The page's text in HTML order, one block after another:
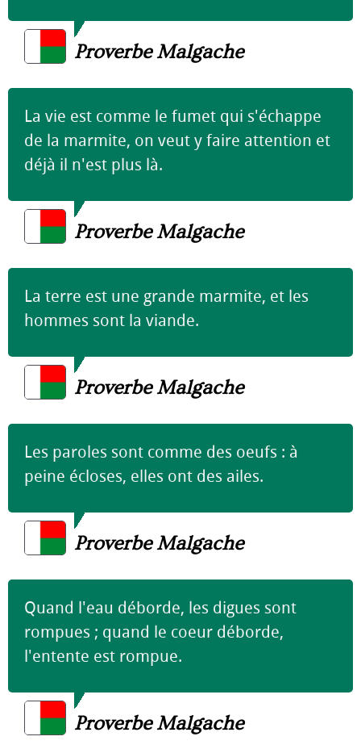
Proverbe Malgache
La vie est comme le fumet qui s'échappe
de la marmite, on veut y faire attention et
déjà il n'est plus là.
Proverbe Malgache
La terre est une grande marmite, et les
hommes sont la viande.
Proverbe Malgache
Les paroles sont comme des oeufs : à
peine écloses, elles ont des ailes.
Proverbe Malgache
Quand l'eau déborde, les digues sont
rompues ; quand le coeur déborde,
l'entente est rompue.
Proverbe Malgache